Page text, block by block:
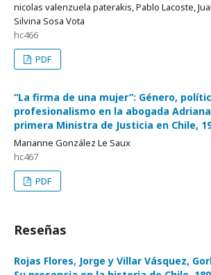
nicolas valenzuela paterakis, Pablo Lacoste,
Silvina Sosa Vota
hc466
PDF
“La firma de una mujer”: Género,
profesionalismo en la abogada
primera Ministra de Justicia en Chile,
Marianne González Le Saux
hc467
PDF
Reseñas
Rojas Flores, Jorge y Villar Vásquez,